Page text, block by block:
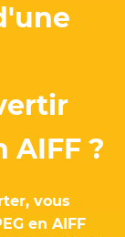
AIFF ?
vous
en AIFF